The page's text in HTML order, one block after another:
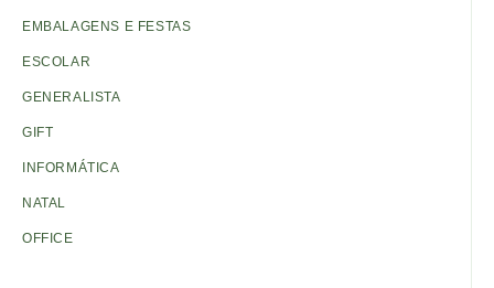
EMBALAGENS E FESTAS
ESCOLAR
GENERALISTA
GIFT
INFORMÁTICA
NATAL
OFFICE